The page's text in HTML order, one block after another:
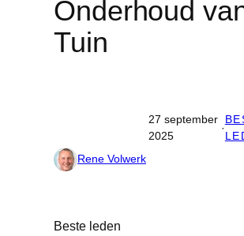
Onderhoud
Tuin
27 september
2025
·
Rene Volwerk
Beste leden